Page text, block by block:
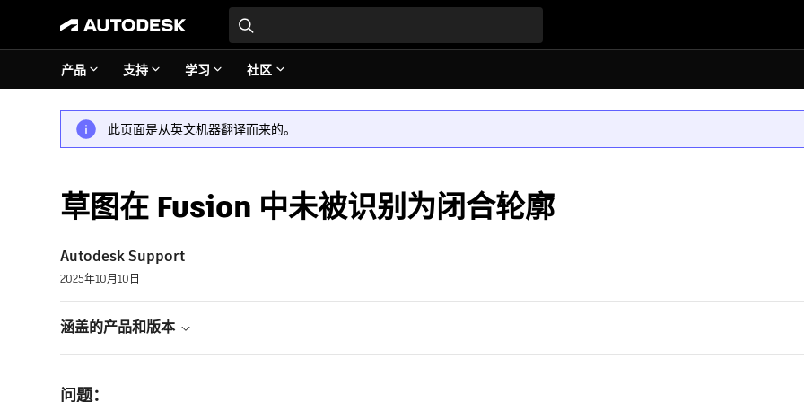
产品 支持 学习 社区
此页面是从英文机器翻译而来的。
草图在 Fusion 中未被识别为闭合轮廓
Autodesk Support
2025年10月10日
涵盖的产品和版本
问题：